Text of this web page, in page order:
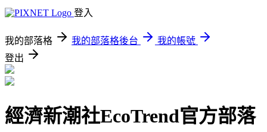
登入
我的部落格 我的部落格後台
我的帳號
登出
經濟新潮社EcoTrend官方部落